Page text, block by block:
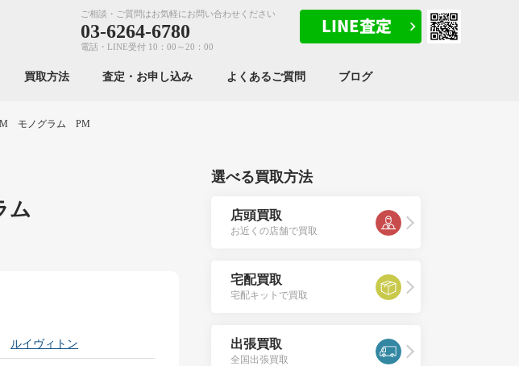
ご相談・ご質問はお気軽にお問い合わせください
03-6264-6780
電話・LINE受付 10：00～20：00
買取方法 査定・お申し込み よくあるご質問 ブログ
モノグラム PM
ム
ルイヴィトン
選べる買取方法
店頭買取
お近くの店舗で買取
宅配買取
宅配キットで買取
出張買取
全国出張買取